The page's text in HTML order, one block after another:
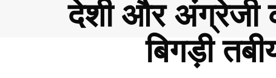
देशी और अंग्रेजी
बिगड़ी